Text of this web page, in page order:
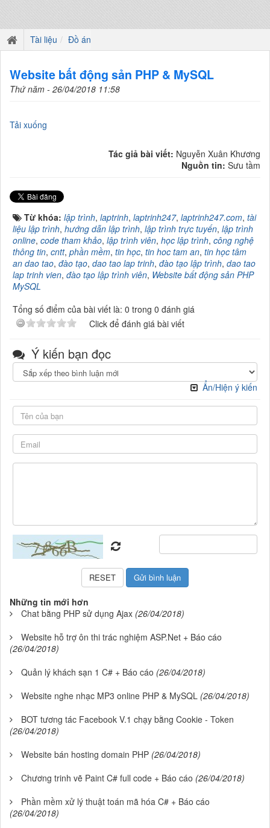
Tài liệu Đồ án
Website bất động sản PHP & MySQL
Thứ năm - 26/04/2018 11:58
Tải xuống
Tác giả bài viết: Nguyễn Xuân Khương
Nguồn tin: Sưu tầm
Từ khóa: lập trình, laptrinh, laptrinh247, laptrinh247.com, tài
liệu lập trình, hướng dẫn lập trình, lập trình trực tuyến, lập trình
online, code tham khảo, lập trình viên, học lập trình, công nghệ
thông tin, cntt, phần mềm, tin học, tin hoc tam an, tin học tâm
an dao tao, đào tạo, dao tao lap trinh, đào tạo lập trình, dao tao
lap trinh vien, đào tạo lập trình viên, Website bất động sản PHP
MySQL
Tổng số điểm của bài viết là: 0 trong 0 đánh giá
Click để đánh giá bài viết
Ý kiến bạn đọc
Ẩn/Hiện ý kiến
Những tin mới hơn
Chat bằng PHP sử dụng Ajax (26/04/2018)
Website hỗ trợ ôn thi trác nghiệm ASP.Net + Báo cáo
(26/04/2018)
Quản lý khách sạn 1 C# + Báo cáo (26/04/2018)
Website nghe nhạc MP3 online PHP & MySQL (26/04/2018)
BOT tương tác Facebook V.1 chạy bằng Cookie - Token
(26/04/2018)
Website bán hosting domain PHP (26/04/2018)
Chương trinh vẽ Paint C# full code + Báo cáo (26/04/2018)
Phần mềm xử lý thuật toán mã hóa C# + Báo cáo
(26/04/2018)